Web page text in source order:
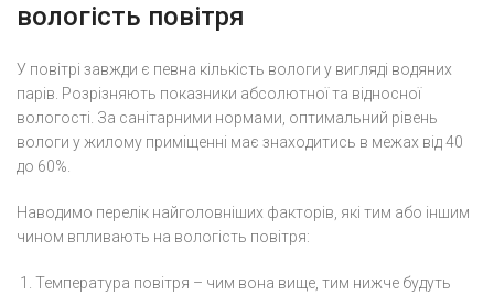
вологість повітря
У повітрі завжди є певна кількість вологи у вигляді водяних
парів. Розрізняють показники абсолютної та відносної
вологості. За санітарними нормами, оптимальний рівень
вологи у жилому приміщенні має знаходитись в межах від 40
до 60%.
Наводимо перелік найголовніших факторів, які тим або іншим
чином впливають на вологість повітря:
Температура повітря – чим вона вище, тим нижче будуть